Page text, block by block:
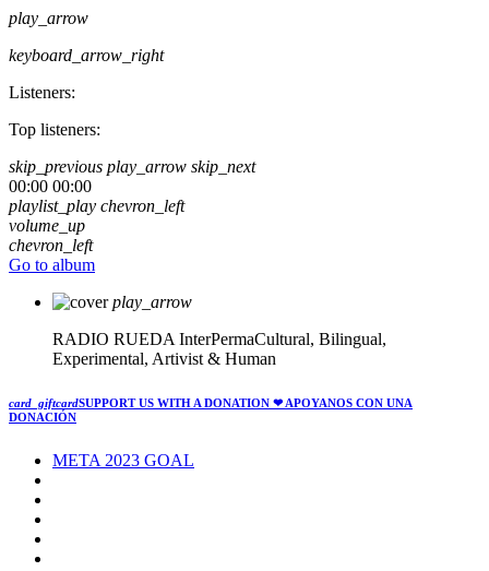
play_arrow
keyboard_arrow_right
Listeners:
Top listeners:
skip_previous play_arrow skip_next
00:00 00:00
playlist_play chevron_left
volume_up
chevron_left
Go to album
play_arrow
RADIO RUEDA InterPermaCultural, Bilingual,
Experimental, Artivist & Human
card_giftcardSUPPORT US WITH A DONATION ❤ APOYANOS CON UNA
DONACIÓN
META 2023 GOAL